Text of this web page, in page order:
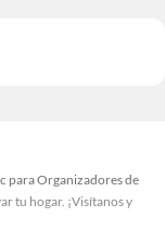
para Organizadores de
tu hogar. ¡Visítanos y